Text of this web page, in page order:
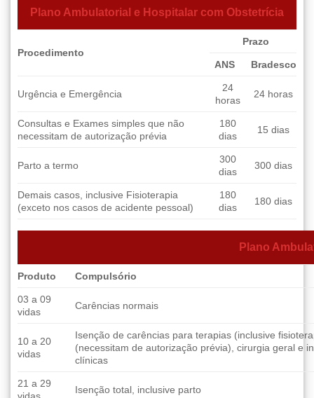
Plano Ambulatorial e Hospitalar com Obstetrícia
Procedimento
Prazo
ANS Bradesco
Urgência e Emergência
24
horas
24 horas
Consultas e Exames simples que não
necessitam de autorização prévia
180
dias
15 dias
Parto a termo
300
dias
300 dias
Demais casos, inclusive Fisioterapia
(exceto nos casos de acidente pessoal)
180
dias
180 dias
Plano
Produto Compulsório
03 a 09
vidas
Carências normais
10 a 20
vidas
Isenção de carências para terapias (inclusive
(necessitam de autorização prévia), cirurgia geral e
clínicas
21 a 29
vidas
Isenção total, inclusive parto